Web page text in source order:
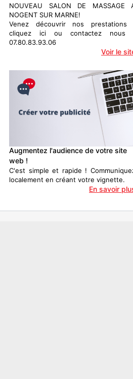
NOUVEAU SALON DE MASSAGE
NOGENT SUR MARNE!
Venez découvrir nos prestations
cliquez ici ou contactez nous
07.80.83.93.06
Voir le
Augmentez l'audience de votre site
web !
C'est simple et rapide !
localement en créant votre vignette.
En savoir